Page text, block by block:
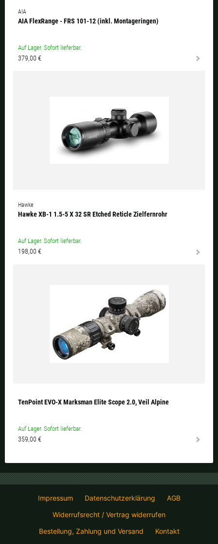
AIA
AIA FlexRange - FRS 101-12 (inkl. Montageringen)
Auf Lager. Sofort lieferbar.
379,00 €
Hawke
Hawke XB-1 1.5-5 X 32 SR Etched Reticle Zielfernrohr
Auf Lager. Sofort lieferbar.
198,00 €
TenPoint EVO-X Marksman Elite Scope 2.0, Veil Alpine
Auf Lager. Sofort lieferbar.
359,00 €
Impressum Datenschutzerklärung
AGB
Widerrufsrecht / Vertrag widerrufen
Bestellung, Zahlung und Versand
Kontakt